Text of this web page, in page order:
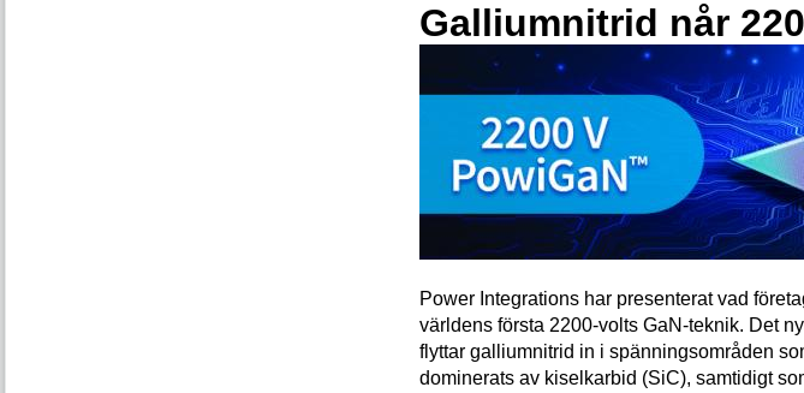
Galliumnitrid når
Power Integrations har presenterat vad
världens första 2200-volts GaN-teknik. Det
flyttar galliumnitrid in i spänningsområden
dominerats av kiselkarbid (SiC), samtidigt